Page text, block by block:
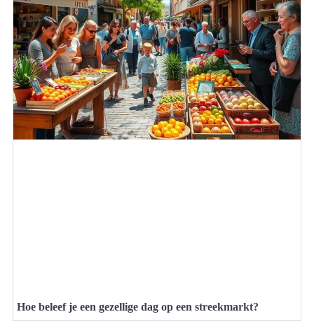
Hoe beleef je een gezellige dag op een streekmarkt?